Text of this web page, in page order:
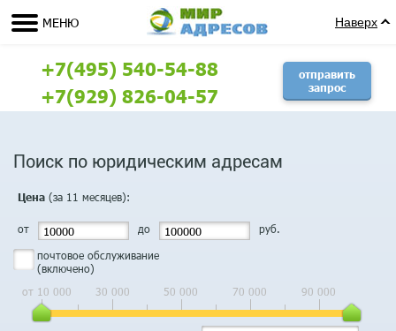
МЕНЮ Наверх
+7(495) 540-54-88
+7(929) 826-04-57
отправить
запрос
Поиск по юридическим адресам
Цена (за 11 месяцев):
от до
руб.
почтовое обслуживание
(включено)
от 10 000
30 000 50 000 70 000 90 000